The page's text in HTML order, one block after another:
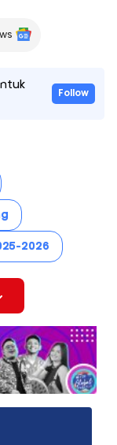
Follow
2026